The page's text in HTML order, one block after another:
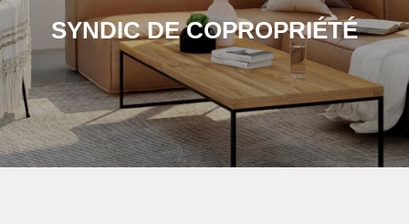
SYNDIC DE COPROPRIÉTÉ